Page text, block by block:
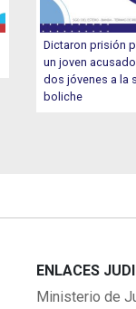
Dictaron prisión
un joven
dos jóvenes a la
boliche
ENLACES
Ministerio de